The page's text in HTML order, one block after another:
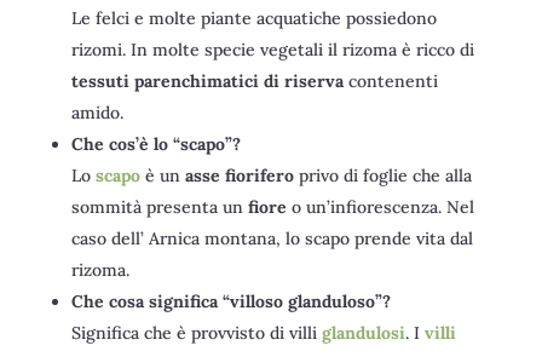
Le felci e molte piante acquatiche possiedono
rizomi. In molte specie vegetali il rizoma è ricco di
tessuti parenchimatici di riservacontenenti
amido.
Che cos’è lo “scapo”?
Lo scapoè unasse fioriferoprivo di foglie che alla
sommità presenta un fiore o un’infiorescenza. Nel
caso dell’ Arnica montana, lo scapo prende vita dal
rizoma.
Che cosa significa “villoso glanduloso”?
Significa che è provvisto di villi glandulosi. I villi